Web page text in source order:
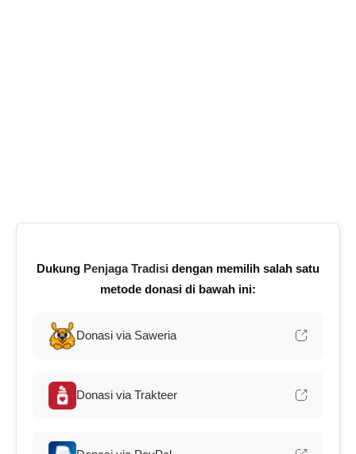
Dukung Penjaga Tradisi dengan memilih salah satu
metode donasi di bawah ini:
Donasi via Saweria
Donasi via Trakteer